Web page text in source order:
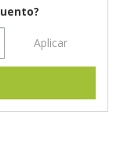
Aplicar